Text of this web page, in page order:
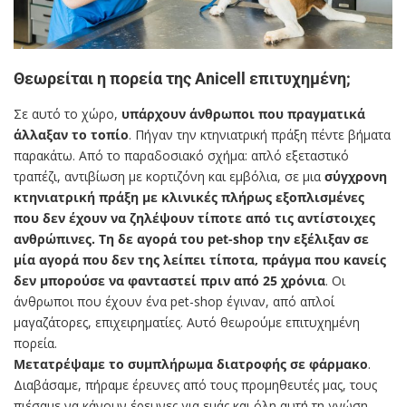
Θεωρείται η πορεία της Anicell επιτυχημένη;
Σε αυτό το χώρο, υπάρχουν άνθρωποι που πραγματικά
άλλαξαν το τοπίο. Πήγαν την κτηνιατρική πράξη πέντε βήματα
παρακάτω. Από το παραδοσιακό σχήμα: απλό εξεταστικό
τραπέζι, αντιβίωση με κορτιζόνη και εμβόλια, σε μια σύγχρονη
κτηνιατρική πράξη με κλινικές πλήρως εξοπλισμένες
που δεν έχουν να ζηλέψουν τίποτε από τις αντίστοιχες
ανθρώπινες. Τη δε αγορά του pet-shop την εξέλιξαν σε
μία αγορά που δεν της λείπει τίποτα, πράγμα που κανείς
δεν μπορούσε να φανταστεί πριν από 25 χρόνια. Οι
άνθρωποι που έχουν ένα pet-shop έγιναν, από απλοί
μαγαζάτορες, επιχειρηματίες. Αυτό θεωρούμε επιτυχημένη
πορεία.
Μετατρέψαμε το συμπλήρωμα διατροφής σε φάρμακο.
Διαβάσαμε, πήραμε έρευνες από τους προμηθευτές μας, τους